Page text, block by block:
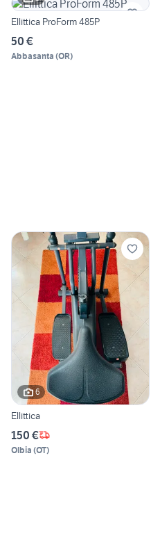
Ellittica ProForm 485P
50 €
Abbasanta (OR)
6
Ellittica
150 €
Olbia (OT)